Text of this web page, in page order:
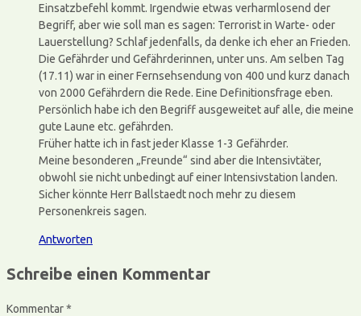
Einsatzbefehl kommt. Irgendwie etwas verharmlosend der
Begriff, aber wie soll man es sagen: Terrorist in Warte- oder
Lauerstellung? Schlaf jedenfalls, da denke ich eher an Frieden.
Die Gefährder und Gefährderinnen, unter uns. Am selben Tag
(17.11) war in einer Fernsehsendung von 400 und kurz danach
von 2000 Gefährdern die Rede. Eine Definitionsfrage eben.
Persönlich habe ich den Begriff ausgeweitet auf alle, die meine
gute Laune etc. gefährden.
Früher hatte ich in fast jeder Klasse 1-3 Gefährder.
Meine besonderen „Freunde“ sind aber die Intensivtäter,
obwohl sie nicht unbedingt auf einer Intensivstation landen.
Sicher könnte Herr Ballstaedt noch mehr zu diesem
Personenkreis sagen.
Antworten
Schreibe einen Kommentar
Kommentar*